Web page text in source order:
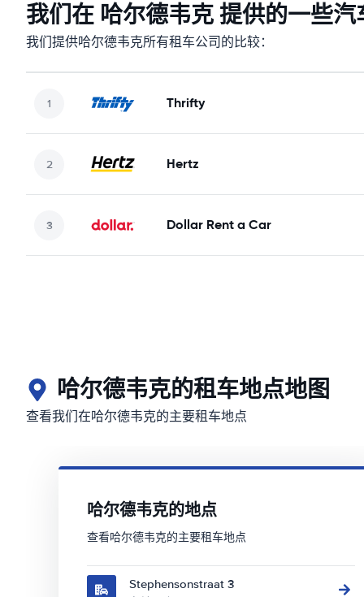
我们在 哈尔德韦克 提供的一些汽
我们提供哈尔德韦克所有租车公司的比较：
Thrifty
Hertz
Dollar Rent a Car
哈尔德韦克的租车地点地图
查看我们在哈尔德韦克的主要租车地点
哈尔德韦克的地点
查看哈尔德韦克的主要租车地点
Stephensonstraat 3